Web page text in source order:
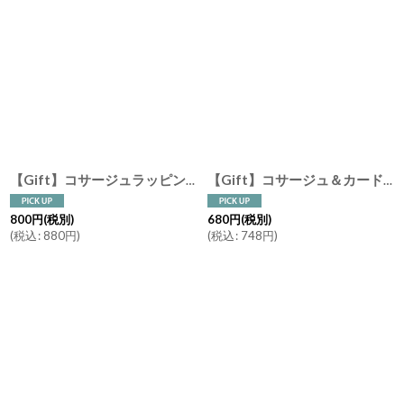
【Gift】コサージュラッピング ギフト GIFT COLLECTION F・ I 専用 フラワー 花 プレゼント ギフトコレクション ラッピング
800円(税別)
(税込: 880円)
【Gift】コサージュ＆カード 有料ギフトラッピング コサージュBOX ドライフラワー 箔押しカード クラフト紙 コットンリボン For you Thank you Happy Birthday
680円(税別)
(税込: 748円)